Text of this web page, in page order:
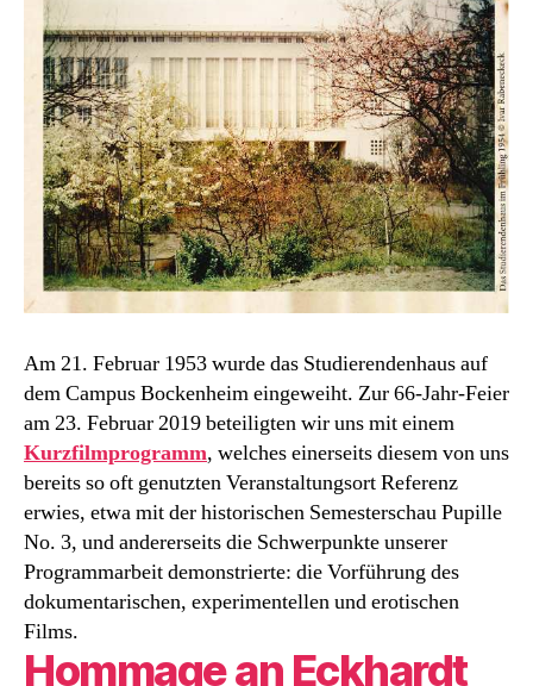
Am 21. Februar 1953 wurde das Studierendenhaus auf
dem Campus Bockenheim eingeweiht. Zur 66-Jahr-Feier
am 23. Februar 2019 beteiligten wir uns mit einem
Kurzfilmprogramm, welches einerseits diesem von uns
bereits so oft genutzten Veranstaltungsort Referenz
erwies, etwa mit der historischen Semesterschau Pupille
No. 3, und andererseits die Schwerpunkte unserer
Programmarbeit demonstrierte: die Vorführung des
dokumentarischen, experimentellen und erotischen
Films.
Hommage an Eckhardt